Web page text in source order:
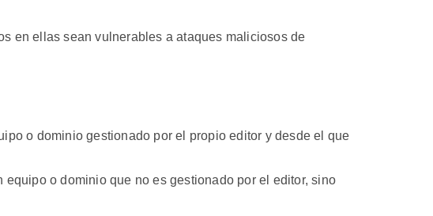
en ellas sean vulnerables a ataques maliciosos de
o dominio gestionado por el propio editor y desde el que
o dominio que no es gestionado por el editor, sino